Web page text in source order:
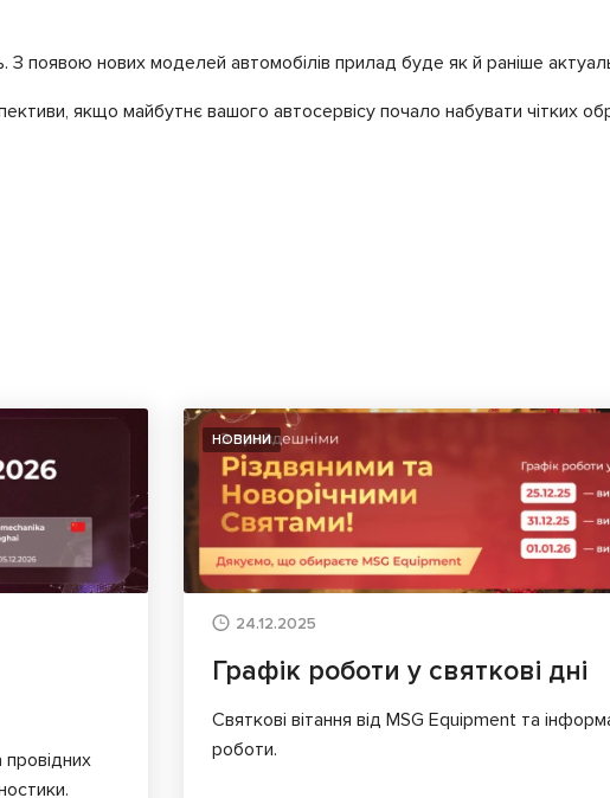
появою нових моделей автомобілів прилад буде як й раніше
якщо майбутнє вашого автосервісу почало набувати чітких
НОВИНИ
24.12.2025
Графік роботи у святкові дні
Святкові вітання від MSG Equipment та
роботи.